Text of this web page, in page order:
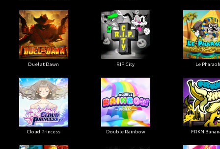
Duel at Dawn RIP City Le Pharaoh
Cloud Princess Double Rainbow FRKN